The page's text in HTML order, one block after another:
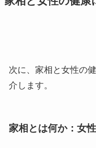
次に、家相と女性の
介します。
家相とは何か：女